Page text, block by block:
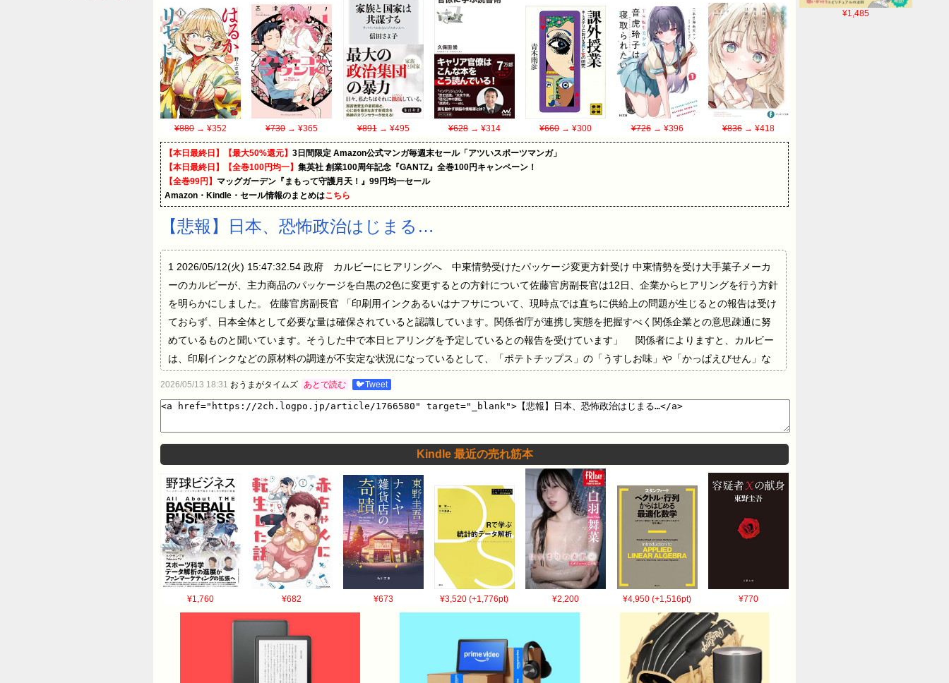
¥1,485
¥880 → ¥352 ¥730→ ¥365 ¥891→ ¥495 ¥628→ ¥314 ¥660→ ¥300 ¥726→ ¥396 ¥836→ ¥418
【本日最終日】【最大50%還元】 3日間限定 Amazon公式マンガ毎週末セール「アツいスポーツマンガ」
【本日最終日】【全巻100円均一】 集英社 創業100周年記念『GANTZ』全巻100円キャンペーン！
【全巻99円】 マッグガーデン『まもって守護月天！』99円均一セール
Amazon・Kindle・セール情報のまとめはこちら
【悲報】日本、恐怖政治はじまる…
1 2026/05/12(火) 15:47:32.54 政府 カルビーにヒアリングへ 中東情勢受けたパッケージ変更方針受け 中東情勢を受け大手菓子メーカ
ーのカルビーが、主力商品のパッケージを白黒の2色に変更するとの方針について佐藤官房副長官は12日、企業からヒアリングを行う方針
を明らかにしました。 佐藤官房副長官 「印刷用インクあるいはナフサについて、現時点では直ちに供給上の問題が生じるとの報告は受け
ておらず、日本全体として必要な量は確保されていると認識しています。関係省庁が連携し実態を把握すべく関係企業との意思疎通に努
めているものと聞いています。そうした中で本日ヒアリングを予定しているとの報告を受けています」 関係者によりますと、カルビー
は、印刷インクなどの原材料の調達が不安定な状況になっているとして、「ポテトチップス」の「うすしお味」や「かっぱえびせん」な
ど14の商品のパッケージを順次、白黒の2色に変更する方針です。 佐藤副長官は、インクの材料としての合成樹脂などは必要量を供給
実態を把握したい考えです。 [テレ朝NEWS] 2026/5/12(火) 12:17…
2026/05/13 18:31 おうまがタイムズ あとで読む 🐦Tweet
Kindle 最近の売れ筋本
¥1,760 ¥682 ¥673 ¥3,520 (+1,776pt) ¥2,200 ¥4,950 (+1,516pt) ¥770